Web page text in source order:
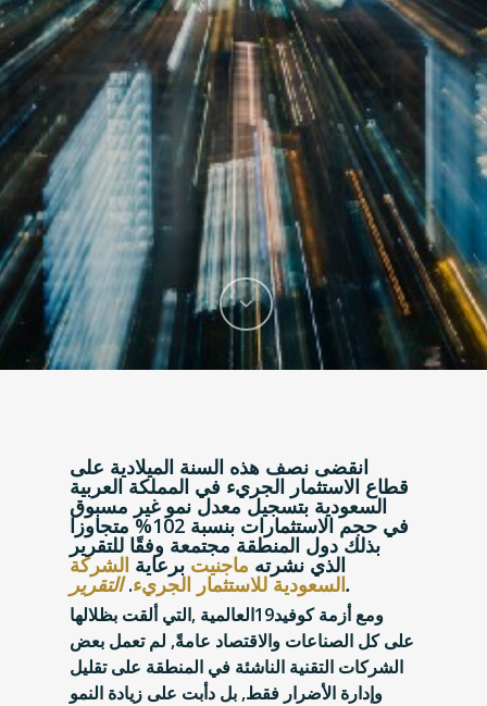
انقضى نصف هذه السنة الميلادية على
قطاع الاستثمار الجريء في المملكة العربية
السعودية بتسجيل معدل نمو غير مسبوق
في حجم الاستثمارات بنسبة 102% متجاوزا
بذلك دول المنطقة مجتمعة وفقًا للتقرير
الذي نشرته ماجنيت برعاية الشركة
السعودية للاستثمار الجريء.التقرير .
ومع أزمة كوفيد19العالمية ,التي ألقت بظلالها
على كل الصناعات والاقتصاد عامةً, لم تعمل بعض
الشركات التقنية الناشئة في المنطقة على تقليل
وإدارة الأضرار فقط, بل دأبت على زيادة النمو